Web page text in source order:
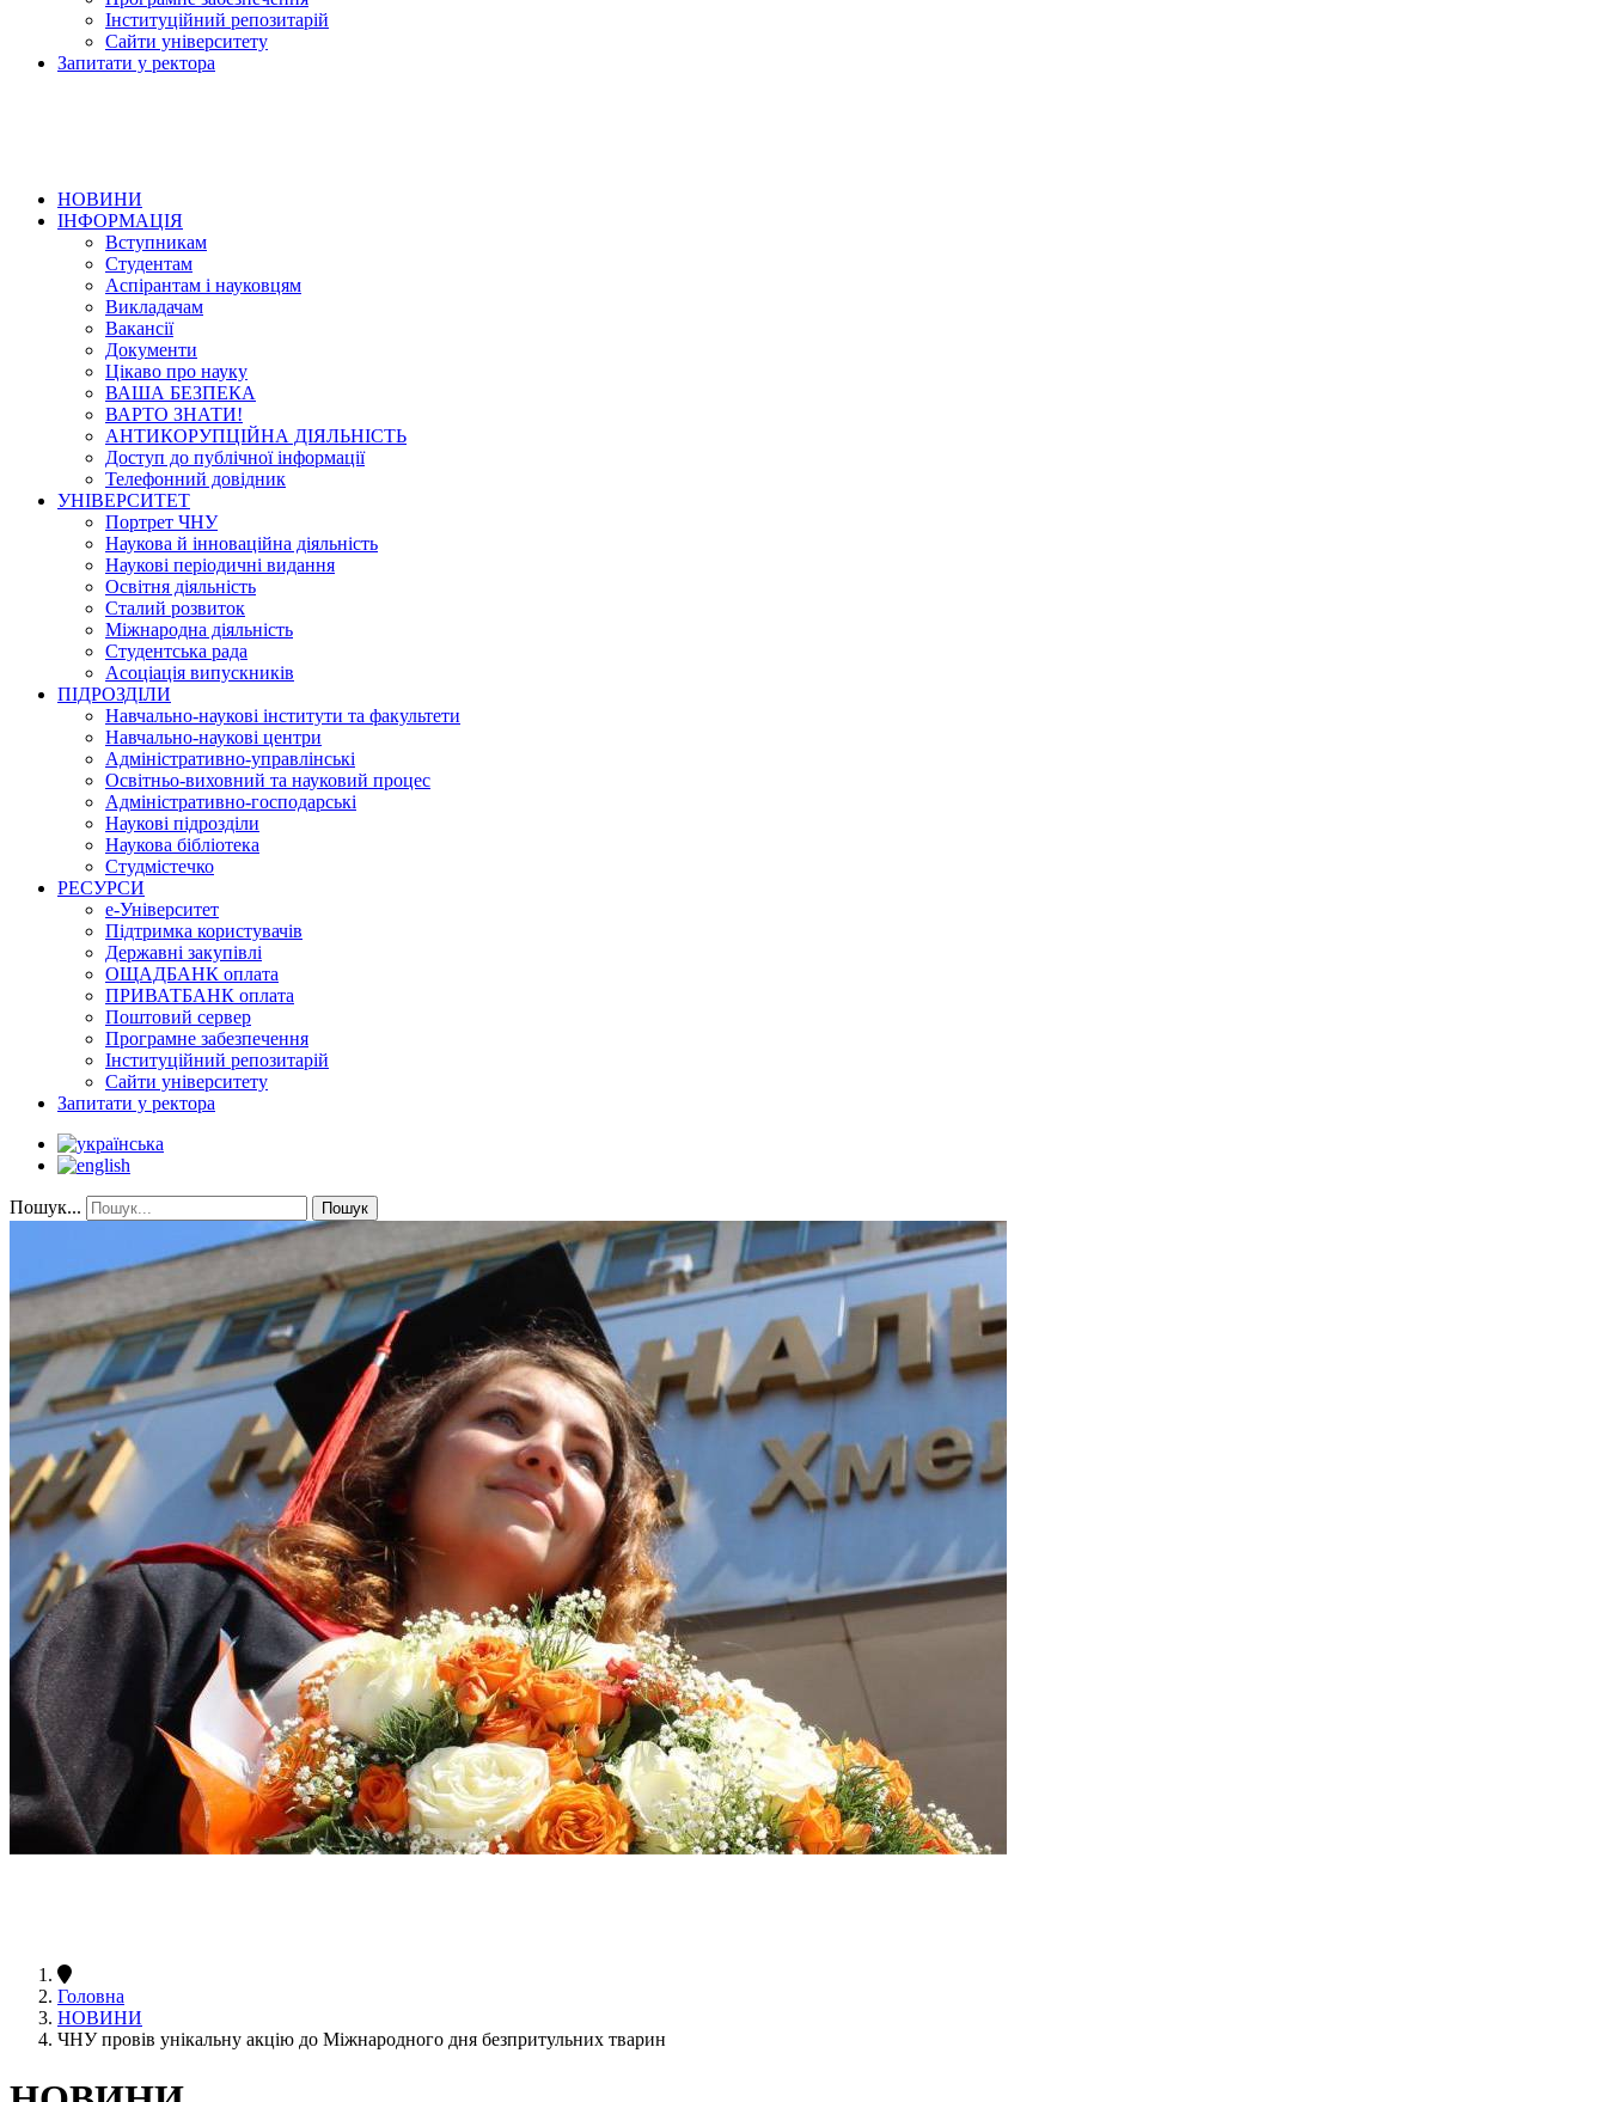
Інституційний репозитарій
Сайти університету
Запитати у ректора
НОВИНИ
ІНФОРМАЦІЯ
Вступникам
Студентам
Аспірантам і науковцям
Викладачам
Вакансії
Документи
Цікаво про науку
ВАША БЕЗПЕКА
ВАРТО ЗНАТИ!
АНТИКОРУПЦІЙНА ДІЯЛЬНІСТЬ
Доступ до публічної інформації
Телефонний довідник
УНІВЕРСИТЕТ
Портрет ЧНУ
Наукова й інноваційна діяльність
Наукові періодичні видання
Освітня діяльність
Сталий розвиток
Міжнародна діяльність
Студентська рада
Асоціація випускників
ПІДРОЗДІЛИ
Навчально-наукові інститути та факультети
Навчально-наукові центри
Адміністративно-управлінські
Освітньо-виховний та науковий процес
Адміністративно-господарські
Наукові підрозділи
Наукова бібліотека
Студмістечко
РЕСУРСИ
е-Університет
Підтримка користувачів
Державні закупівлі
ОЩАДБАНК оплата
ПРИВАТБАНК оплата
Поштовий сервер
Програмне забезпечення
Інституційний репозитарій
Сайти університету
Запитати у ректора
Пошук... Пошук
Головна
НОВИНИ
ЧНУ провів унікальну акцію до Міжнародного дня безпритульних тварин